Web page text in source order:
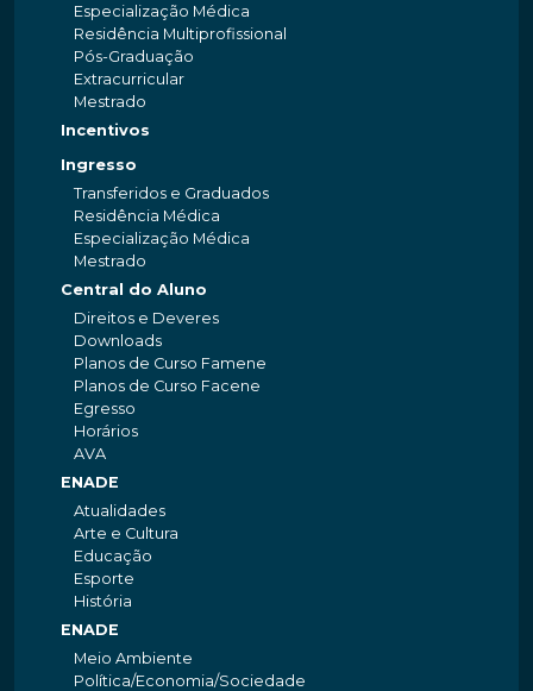
Especialização Médica
Residência Multiprofissional
Pós-Graduação
Extracurricular
Mestrado
Incentivos
Ingresso
Transferidos e Graduados
Residência Médica
Especialização Médica
Mestrado
Central do Aluno
Direitos e Deveres
Downloads
Planos de Curso Famene
Planos de Curso Facene
Egresso
Horários
AVA
ENADE
Atualidades
Arte e Cultura
Educação
Esporte
História
ENADE
Meio Ambiente
Política/Economia/Sociedade